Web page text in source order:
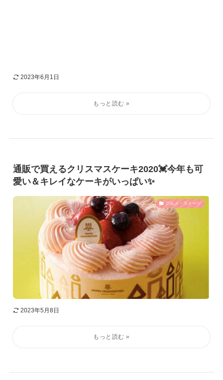
2023年6月1日
通販で買えるクリスマスケーキ2020💓今年も可
愛い＆キレイなケーキがいっぱい✨
グルメ・スイーツ
2023年5月8日